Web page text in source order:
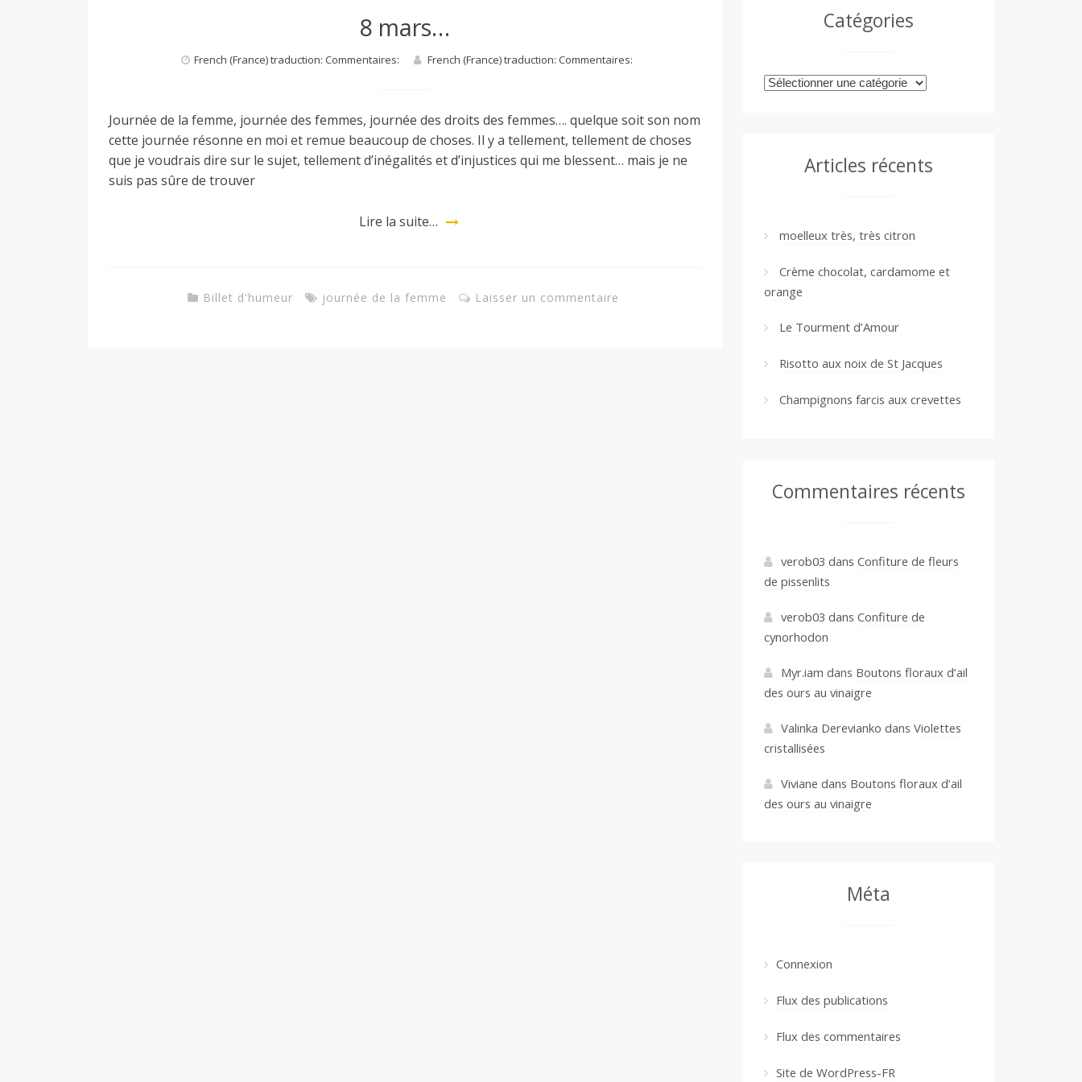
n
d
8 mars…
French (France) traduction: Commentaires: French (France) traduction: Commentaires:
Journée de la femme, journée des femmes, journée des droits des femmes…. quelque soit son nom
cette journée résonne en moi et remue beaucoup de choses. Il y a tellement, tellement de choses
que je voudrais dire sur le sujet, tellement d’inégalités et d’injustices qui me blessent… mais je ne
suis pas sûre de trouver
Lire la suite…
Billet d'humeur journée de la femme Laisser un commentaire
Catégories
Catégories
Articles récents
moelleux très, très citron
Crème chocolat, cardamome et
orange
Le Tourment d’Amour
Risotto aux noix de St Jacques
Champignons farcis aux crevettes
Commentaires récents
verob03 dans Confiture de fleurs
de pissenlits
verob03 dans Confiture de
cynorhodon
Myr.iam dans Boutons floraux d’ail
des ours au vinaigre
Valinka Derevianko dans Violettes
cristallisées
Viviane dans Boutons floraux d’ail
des ours au vinaigre
Méta
Connexion
Flux des publications
Flux des commentaires
Site de WordPress-FR